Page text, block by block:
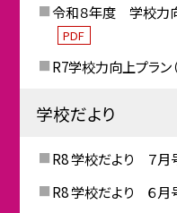
令和８年度 学校力向
PDF
R7学校力向上プラン
学校だより
R8 学校だより ７月
R8 学校だより ６月